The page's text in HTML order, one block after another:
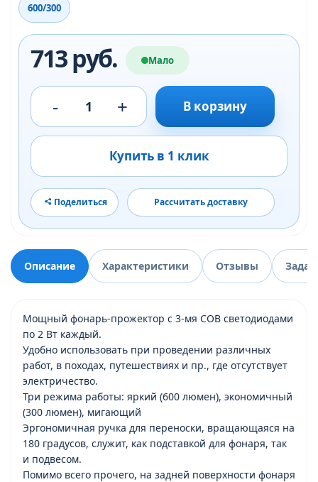
600/300
713 руб. Мало
- 1 + В корзину
Купить в 1 клик
Поделиться Рассчитать доставку
Описание Характеристики Отзывы
Мощный фонарь-прожектор с 3-мя COB светодиодами
по 2 Вт каждый.
Удобно использовать при проведении различных
работ, в походах, путешествиях и пр., где отсутствует
электричество.
Три режима работы: яркий (600 люмен), экономичный
(300 люмен), мигающий
Эргономичная ручка для переноски, вращающаяся на
180 градусов, служит, как подставкой для фонаря, так
и подвесом.
Помимо всего прочего, на задней поверхности фонаря